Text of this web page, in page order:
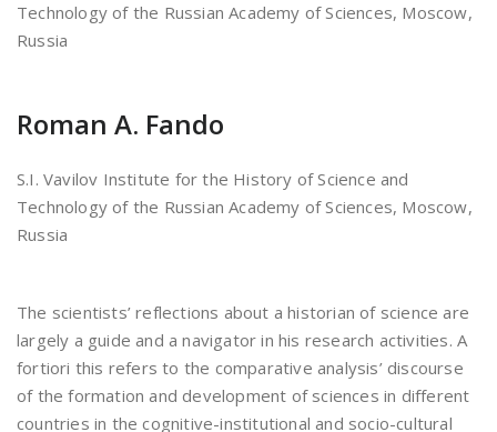
Technology of the Russian Academy of Sciences, Moscow,
Russia
Roman A. Fando
S.I. Vavilov Institute for the History of Science and
Technology of the Russian Academy of Sciences, Moscow,
Russia
The scientists’ reflections about a historian of science are
largely a guide and a navigator in his research activities. A
fortiori this refers to the comparative analysis’ discourse
of the formation and development of sciences in different
countries in the cognitive-institutional and socio-cultural